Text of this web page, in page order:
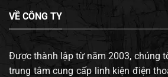
VỀ CÔNG TY
Được thành lập từ năm 2003, chúng
trung tâm cung cấp linh kiện điện